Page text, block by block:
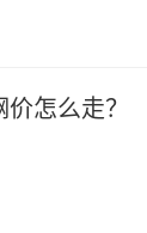
怎么走？